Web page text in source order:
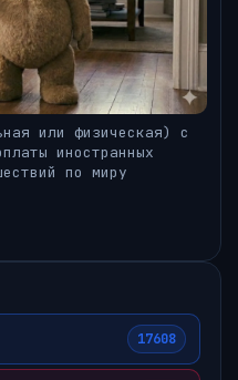
или физическая) с
иностранных
по миру
17608